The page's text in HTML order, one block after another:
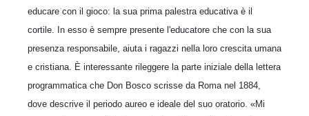
educare con il gioco: la sua prima palestra educativa è il
cortile. In esso è sempre presente l'educatore che con la sua
presenza responsabile, aiuta i ragazzi nella loro crescita umana
e cristiana. È interessante rileggere la parte iniziale della lettera
programmatica che Don Bosco scrisse da Roma nel 1884,
dove descrive il periodo aureo e ideale del suo oratorio. «Mi